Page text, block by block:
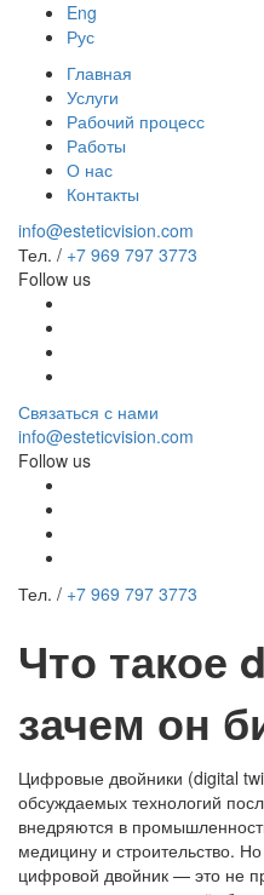
Eng
Рус
Главная
Услуги
Рабочий процесс
Работы
О нас
Контакты
info@esteticvision.com
Тел. / +7 969 797 3773
Follow us
Связаться с нами
info@esteticvision.com
Follow us
Тел. / +7 969 797 3773
Что такое
зачем он
Цифровые двойники (digital
обсуждаемых технологий
внедряются в
медицину и строительство.
цифровой двойник — это не